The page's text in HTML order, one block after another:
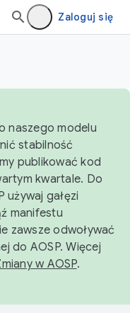
Zaloguj się
naszego modelu
stabilność
publikować kod
kwartale. Do
używaj gałęzi
manifestu
zawsze odwoływać
do AOSP. Więcej
w AOSP.